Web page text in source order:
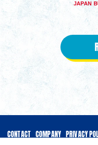
JAPAN
CONTACT COMPANY PRIVACY